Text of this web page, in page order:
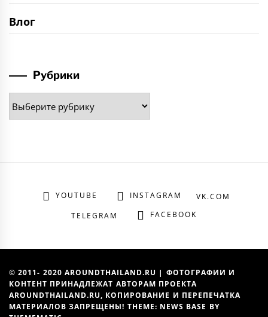
Влог
Рубрики
Рубрики
YOUTUBE INSTAGRAM
VK.COM
TELEGRAM
FACEBOOK
© 2011- 2020 AROUNDTHAILAND.RU | ФОТОГРАФИИ И
КОНТЕНТ ПРИНАДЛЕЖАТ АВТОРАМ ПРОЕКТА
AROUNDTHAILAND.RU, КОПИРОВАНИЕ И ПЕРЕПЕЧАТКА
МАТЕРИАЛОВ ЗАПРЕЩЕНЫ! THEME: NEWS BASE BY